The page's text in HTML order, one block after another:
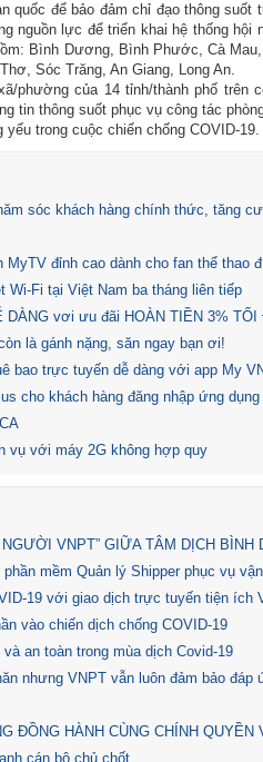
quốc để bảo đảm chỉ đạo thông
nguồn lực để triển khai hệ thống
Bình Dương, Bình Phước, Cà
Sóc Trăng, An Giang, Long An.
phường của 14 tỉnh/thành phố
tin thông suốt phục vụ công tác
trong cuộc chiến chống COVID-19.
sóc khách hàng chính thức, tăng
đỉnh cao dành cho fan thể thao
Wi-Fi tại Việt Nam ba tháng liên tiếp
DÀNG vơi ưu đãi HOÀN TIỀN 3%
là gánh nặng, săn ngay bạn ơi!
bao trực tuyến dễ dàng với app My
cho khách hàng đăng nhập ứng
vụ với máy 2G không hợp quy
VNPT” GIỮA TÂM DỊCH BÌNH
mềm Quản lý Shipper phục vụ
19 với giao dịch trực tuyến tiện ích
vào chiến dịch chống COVID-19
an toàn trong mùa dịch Covid-19
nhưng VNPT vẫn luôn đảm bảo
ĐỒNG HÀNH CÙNG CHÍNH
cán bộ chủ chốt